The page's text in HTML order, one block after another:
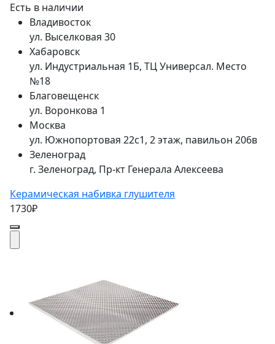
Есть в наличии
Владивосток
ул. Выселковая 30
Хабаровск
ул. Индустриальная 1Б, ТЦ Универсал. Место
№18
Благовещенск
ул. Воронкова 1
Москва
ул. Южнопортовая 22с1, 2 этаж, павильон 206в
Зеленоград
г. Зеленоград, Пр-кт Генерала Алексеева
Керамическая набивка глушителя
1730₽